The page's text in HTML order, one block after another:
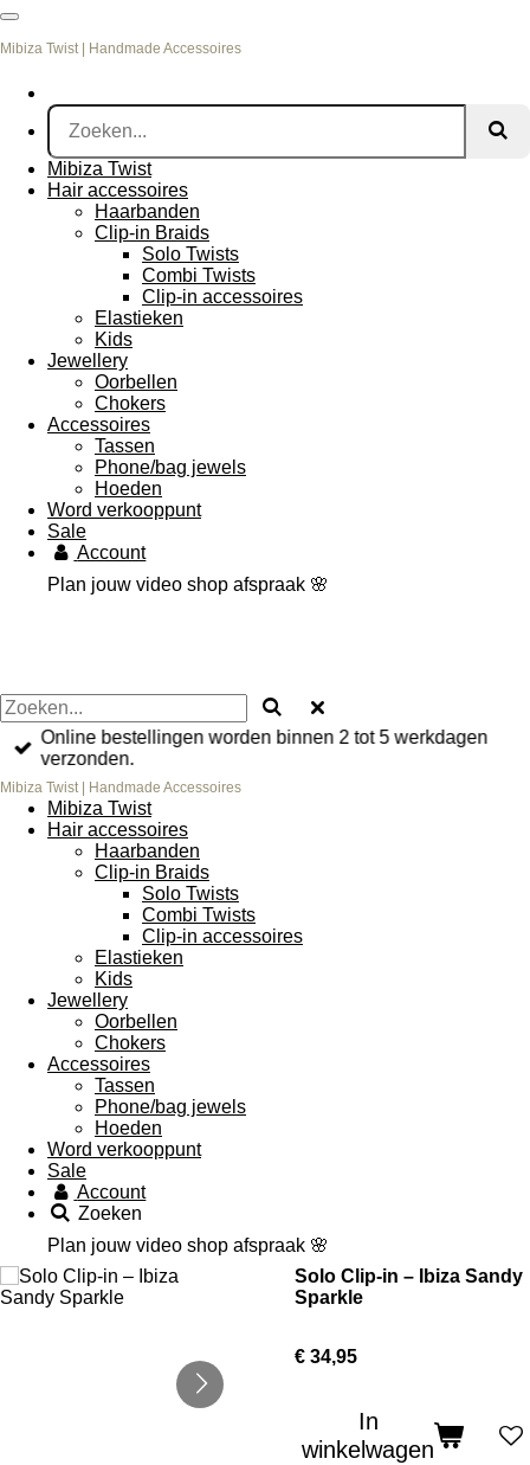
Ga
direct
hoofdinhoud
Mibiza Twist | Handmade Accessoires
Mibiza Twist
Hair accessoires
Haarbanden
Clip-in Braids
Solo Twists
Combi Twists
Clip-in accessoires
Elastieken
Kids
Jewellery
Oorbellen
Chokers
Accessoires
Tassen
Phone/bag jewels
Hoeden
Word verkooppunt
Sale
Account
Plan jouw video shop afspraak 🌸
Online bestellingen worden binnen 2 tot 5 werkdagen
verzonden.
Mibiza Twist | Handmade Accessoires
Mibiza Twist
Hair accessoires
Haarbanden
Clip-in Braids
Solo Twists
Combi Twists
Clip-in accessoires
Elastieken
Kids
Jewellery
Oorbellen
Chokers
Accessoires
Tassen
Phone/bag jewels
Hoeden
Word verkooppunt
Sale
Account
Zoeken
Plan jouw video shop afspraak 🌸
Solo Clip-in – Ibiza Sandy
Sparkle
€ 34,95
In
winkelwagen